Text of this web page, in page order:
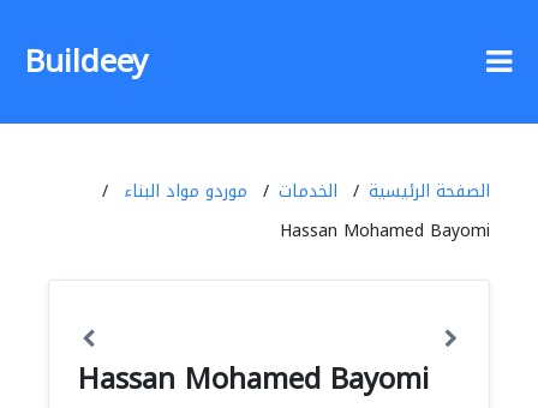
Buildeey
الصفحة الرئيسية الخدمات
موردو مواد البناء
Hassan Mohamed Bayomi
Hassan Mohamed Bayomi